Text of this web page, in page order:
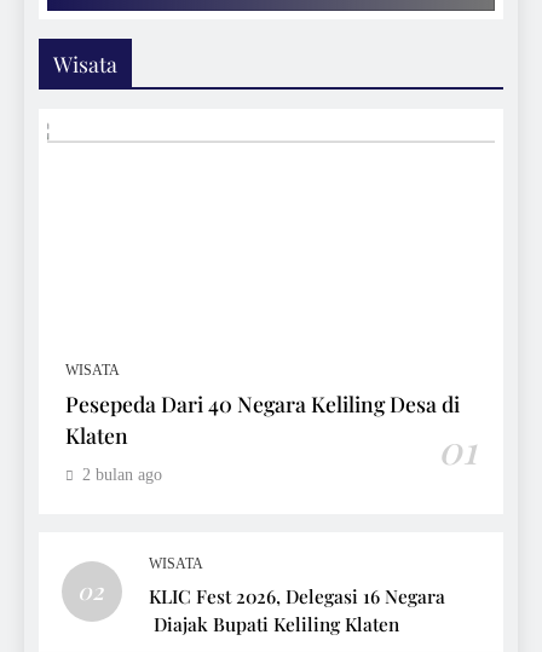
Wisata
WISATA
Pesepeda Dari 40 Negara Keliling Desa di
Klaten
01
2 bulan ago
02
WISATA
KLIC Fest 2026, Delegasi 16 Negara
Diajak Bupati Keliling Klaten